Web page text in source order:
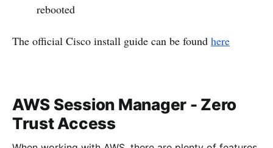
rebooted
The official Cisco install guide can be found here
AWS Session Manager - Zero
Trust Access